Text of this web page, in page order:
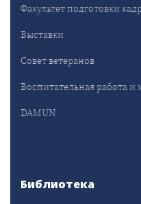
Факультет подготовки
Выставки
Совет ветеранов
Воспитательная работа
DAMUN
Библиотека